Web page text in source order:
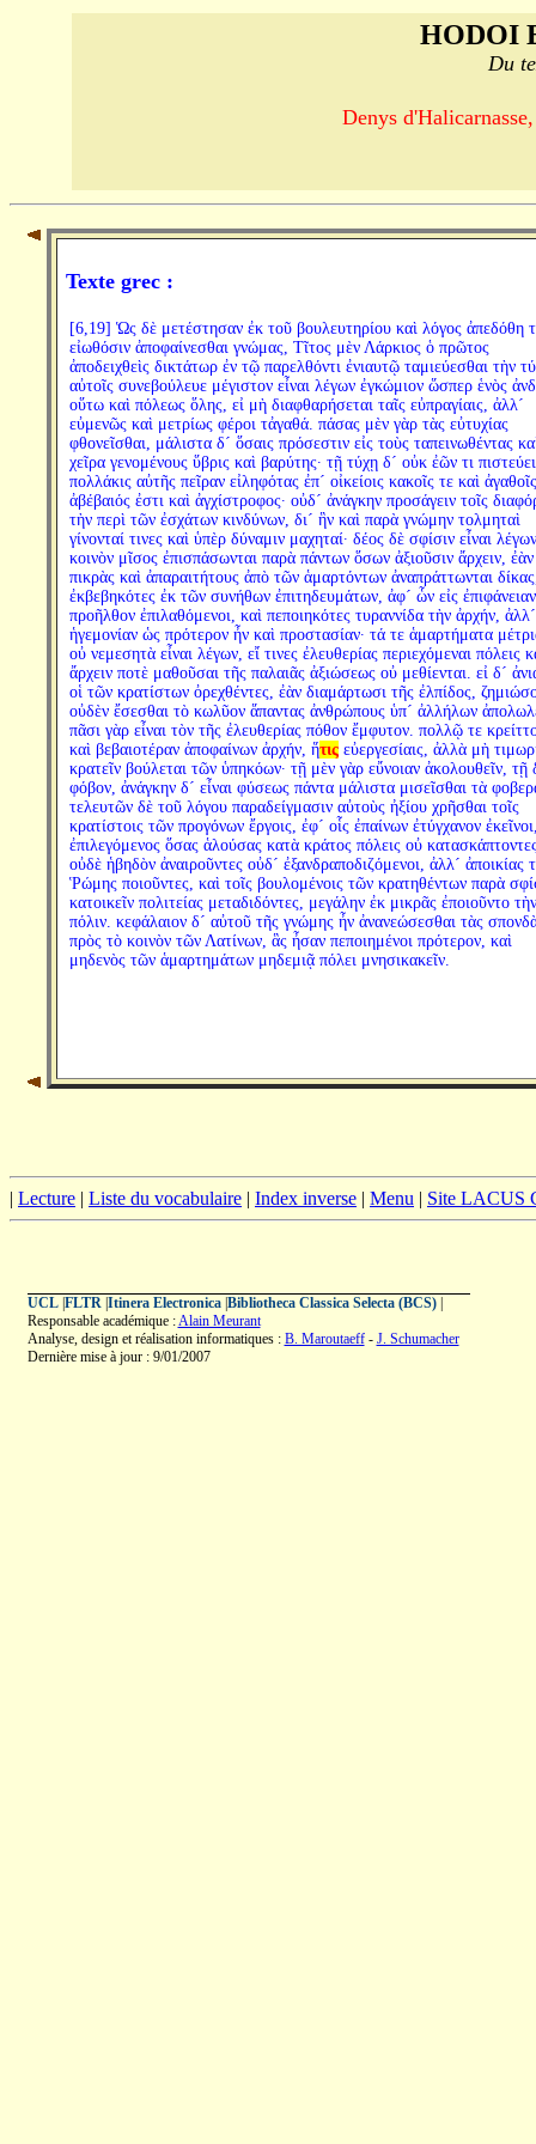
HODOI
Du
Denys
Texte grec :
[6,19] Ὡς δὲ μετέστησαν ἐκ τοῦ βουλευτηρίου καὶ λόγος ἀπεδόθη
εἰωθόσιν ἀποφαίνεσθαι γνώμας, Τῖτος μὲν Λάρκιος ὁ πρῶτος
ἀποδειχθεὶς δικτάτωρ ἐν τῷ παρελθόντι ἐνιαυτῷ ταμιεύεσθαι τὴν
αὐτοῖς συνεβούλευε μέγιστον εἶναι λέγων ἐγκώμιον ὥσπερ ἑνὸς
οὕτω καὶ πόλεως ὅλης, εἰ μὴ διαφθαρήσεται ταῖς εὐπραγίαις, ἀλλ´
εὐμενῶς καὶ μετρίως φέροι τἀγαθά. πάσας μὲν γὰρ τὰς εὐτυχίας
φθονεῖσθαι, μάλιστα δ´ ὅσαις πρόσεστιν εἰς τοὺς ταπεινωθέντας
χεῖρα γενομένους ὕβρις καὶ βαρύτης· τῇ τύχῃ δ´ οὐκ ἐῶν τι
πολλάκις αὐτῆς πεῖραν εἰληφότας ἐπ´ οἰκείοις κακοῖς τε καὶ
ἀβέβαιός ἐστι καὶ ἀγχίστροφος· οὐδ´ ἀνάγκην προσάγειν τοῖς
τὴν περὶ τῶν ἐσχάτων κινδύνων, δι´ ἣν καὶ παρὰ γνώμην τολμηταὶ
γίνονταί τινες καὶ ὑπὲρ δύναμιν μαχηταί· δέος δὲ σφίσιν εἶναι
κοινὸν μῖσος ἐπισπάσωνται παρὰ πάντων ὅσων ἀξιοῦσιν ἄρχειν, ἐὰν
πικρὰς καὶ ἀπαραιτήτους ἀπὸ τῶν ἁμαρτόντων ἀναπράττωνται
ἐκβεβηκότες ἐκ τῶν συνήθων ἐπιτηδευμάτων, ἀφ´ ὧν εἰς ἐπιφάνειαν
προῆλθον ἐπιλαθόμενοι, καὶ πεποιηκότες τυραννίδα τὴν ἀρχήν,
ἡγεμονίαν ὡς πρότερον ἦν καὶ προστασίαν· τά τε ἁμαρτήματα
οὐ νεμεσητὰ εἶναι λέγων, εἴ τινες ἐλευθερίας περιεχόμεναι πόλεις
ἄρχειν ποτὲ μαθοῦσαι τῆς παλαιᾶς ἀξιώσεως οὐ μεθίενται. εἰ δ´
οἱ τῶν κρατίστων ὀρεχθέντες, ἐὰν διαμάρτωσι τῆς ἐλπίδος,
οὐδὲν ἔσεσθαι τὸ κωλῦον ἅπαντας ἀνθρώπους ὑπ´ ἀλλήλων
πᾶσι γὰρ εἶναι τὸν τῆς ἐλευθερίας πόθον ἔμφυτον. πολλῷ τε
καὶ βεβαιοτέραν ἀποφαίνων ἀρχήν, ἥτιςεὐεργεσίαις, ἀλλὰ μὴ
κρατεῖν βούλεται τῶν ὑπηκόων· τῇ μὲν γὰρ εὔνοιαν ἀκολουθεῖν, τῇ
φόβον, ἀνάγκην δ´ εἶναι φύσεως πάντα μάλιστα μισεῖσθαι τὰ
τελευτῶν δὲ τοῦ λόγου παραδείγμασιν αὐτοὺς ἠξίου χρῆσθαι τοῖς
κρατίστοις τῶν προγόνων ἔργοις, ἐφ´ οἷς ἐπαίνων ἐτύγχανον
ἐπιλεγόμενος ὅσας ἁλούσας κατὰ κράτος πόλεις οὐ
οὐδὲ ἡβηδὸν ἀναιροῦντες οὐδ´ ἐξανδραποδιζόμενοι, ἀλλ´ ἀποικίας
Ῥώμης ποιοῦντες, καὶ τοῖς βουλομένοις τῶν κρατηθέντων παρὰ
κατοικεῖν πολιτείας μεταδιδόντες, μεγάλην ἐκ μικρᾶς ἐποιοῦντο τὴν
πόλιν. κεφάλαιον δ´ αὐτοῦ τῆς γνώμης ἦν ἀνανεώσεσθαι τὰς
πρὸς τὸ κοινὸν τῶν Λατίνων, ἃς ἦσαν πεποιημένοι πρότερον, καὶ
μηδενὸς τῶν ἁμαρτημάτων μηδεμιᾷ πόλει μνησικακεῖν.
| Lecture | Liste du vocabulaire | Index inverse | Menu | Site LACUS
UCL| FLTR| Itinera Electronica| Bibliotheca Classica Selecta (BCS)|
Responsable académique :Alain Meurant
Analyse, design et réalisation informatiques : B. Maroutaeff- J. Schumacher
Dernière mise à jour : 9/01/2007